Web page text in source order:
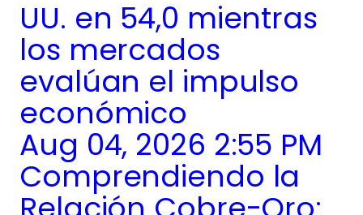
UU. en 54,0 mientras
los mercados
evalúan el impulso
económico
Aug 04, 2026 2:55 PM
Comprendiendo la